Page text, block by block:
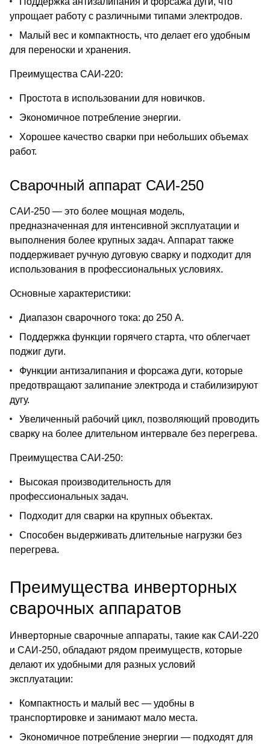
упрощает работу с различными типами электродов.
Малый вес и компактность, что делает его удобным
для переноски и хранения.
Преимущества САИ-220:
Простота в использовании для новичков.
Экономичное потребление энергии.
Хорошее качество сварки при небольших объемах
работ.
Сварочный аппарат САИ-250
САИ-250 — это более мощная модель,
предназначенная для интенсивной эксплуатации и
выполнения более крупных задач. Аппарат также
поддерживает ручную дуговую сварку и подходит для
использования в профессиональных условиях.
Основные характеристики:
Диапазон сварочного тока: до 250 А.
Поддержка функции горячего старта, что облегчает
поджиг дуги.
Функции антизалипания и форсажа дуги, которые
предотвращают залипание электрода и стабилизируют
дугу.
Увеличенный рабочий цикл, позволяющий проводить
сварку на более длительном интервале без перегрева.
Преимущества САИ-250:
Высокая производительность для
профессиональных задач.
Подходит для сварки на крупных объектах.
Способен выдерживать длительные нагрузки без
перегрева.
Преимущества инверторных
сварочных аппаратов
Инверторные сварочные аппараты, такие как САИ-220
и САИ-250, обладают рядом преимуществ, которые
делают их удобными для разных условий
эксплуатации:
Компактность и малый вес — удобны в
транспортировке и занимают мало места.
Экономичное потребление энергии — подходят для